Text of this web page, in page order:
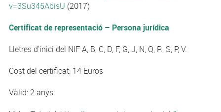
v=3Su345AbisU (2017)
Certificat de representació – Persona jurídica
Lletres d'inici del NIF A, B, C, D, F, G, J, N, Q, R, S, P, V.
Cost del certificat: 14 Euros
Vàlid: 2 anys